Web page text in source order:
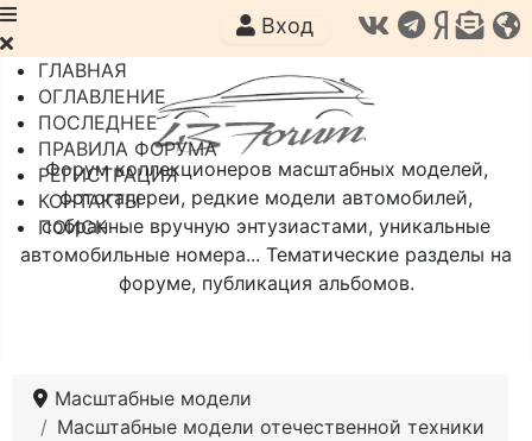
Форум коллекционеров масштабных моделей,
фотогалереи, редкие модели автомобилей,
собранные вручную энтузиастами, уникальные
автомобильные номера... Тематические разделы на
форуме, публикация альбомов.
Вход
ГЛАВНАЯ
ОГЛАВЛЕНИЕ
ПОСЛЕДНЕЕ
ПРАВИЛА ФОРУМА
РЕГИСТРАЦИЯ
КОНТАКТЫ
ПОИСК
Масштабные модели
Масштабные модели отечественной техники